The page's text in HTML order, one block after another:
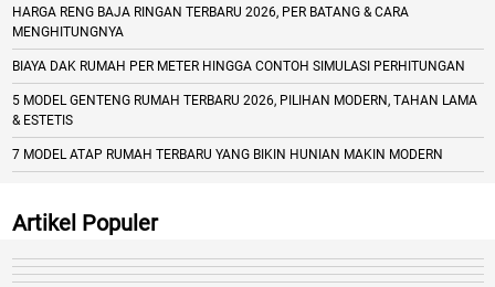
HARGA RENG BAJA RINGAN TERBARU 2026, PER BATANG & CARA
MENGHITUNGNYA
BIAYA DAK RUMAH PER METER HINGGA CONTOH SIMULASI PERHITUNGAN
5 MODEL GENTENG RUMAH TERBARU 2026, PILIHAN MODERN, TAHAN LAMA
& ESTETIS
7 MODEL ATAP RUMAH TERBARU YANG BIKIN HUNIAN MAKIN MODERN
Artikel Populer